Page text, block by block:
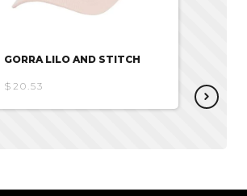
GORRA LILO AND STITCH
$20.53
$21.99